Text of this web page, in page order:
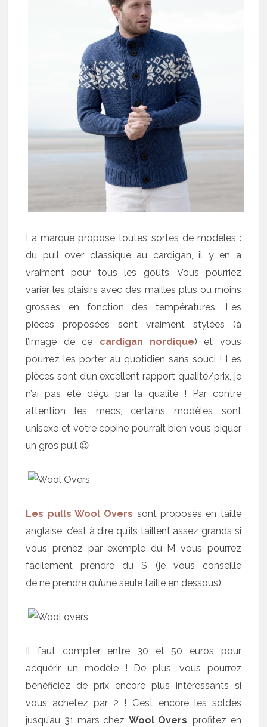
La marque propose toutes sortes de modèles :
du pull over classique au cardigan, il y en a
vraiment pour tous les goûts. Vous pourriez
varier les plaisirs avec des mailles plus ou moins
grosses en fonction des températures. Les
pièces proposées sont vraiment stylées (à
l’image de ce cardigan nordique) et vous
pourrez les porter au quotidien sans souci ! Les
pièces sont d’un excellent rapport qualité/prix, je
n’ai pas été déçu par la qualité ! Par contre
attention les mecs, certains modèles sont
unisexe et votre copine pourrait bien vous piquer
un gros pull 😉
Les pulls Wool Overs sont proposés en taille
anglaise, c’est à dire qu’ils taillent assez grands si
vous prenez par exemple du M vous pourrez
facilement prendre du S (je vous conseille
de ne prendre qu’une seule taille en dessous).
Il faut compter entre 30 et 50 euros pour
acquérir un modèle ! De plus, vous pourrez
bénéficiez de prix encore plus intéressants si
vous achetez par 2 ! C’est encore les soldes
jusqu’au 31 mars chez Wool Overs, profitez en